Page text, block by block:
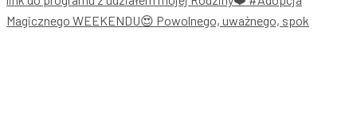
Magicznego WEEKENDU😍 Powolnego, uważnego, spok